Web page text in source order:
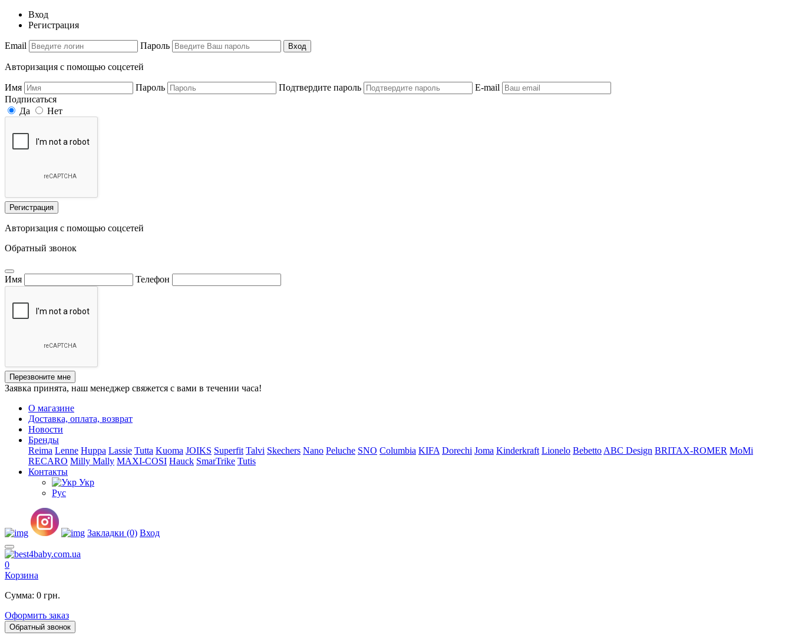
Вход
Регистрация
Email Пароль Вход
Авторизация с помощью соцсетей
Имя Пароль Подтвердите пароль
E-mail
Подписаться
Да
Нет
Регистрация
Авторизация с помощью соцсетей
Обратный звонок
Имя Телефон
Перезвоните мне
Заявка принята, наш менеджер свяжется с вами в течении часа!
О магазине
Доставка, оплата, возврат
Новости
Бренды
Reima Lenne Huppa Lassie Tutta Kuoma JOIKS Superfit Talvi Skechers Nano Peluche SNO Columbia KIFA Dorechi Joma Kinderkraft Lionelo Bebetto ABC Design BRITAX-ROMER MoMi
RECARO Milly Mally MAXI-COSI Hauck SmarTrike Tutis
Контакты
Укр
Рус
Закладки (0) Вход
0
Корзина
Сумма: 0 грн.
Оформить заказ
Обратный звонок